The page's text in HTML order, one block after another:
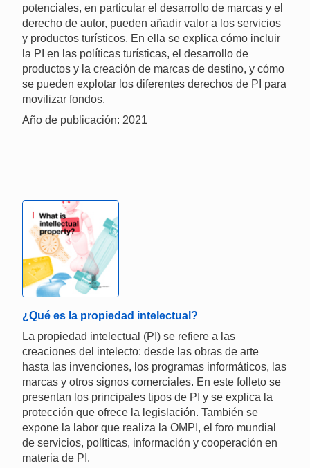
potenciales, en particular el desarrollo de marcas y el
derecho de autor, pueden añadir valor a los servicios
y productos turísticos. En ella se explica cómo incluir
la PI en las políticas turísticas, el desarrollo de
productos y la creación de marcas de destino, y cómo
se pueden explotar los diferentes derechos de PI para
movilizar fondos.
Año de publicación: 2021
¿Qué es la propiedad intelectual?
La propiedad intelectual (PI) se refiere a las
creaciones del intelecto: desde las obras de arte
hasta las invenciones, los programas informáticos, las
marcas y otros signos comerciales. En este folleto se
presentan los principales tipos de PI y se explica la
protección que ofrece la legislación. También se
expone la labor que realiza la OMPI, el foro mundial
de servicios, políticas, información y cooperación en
materia de PI.